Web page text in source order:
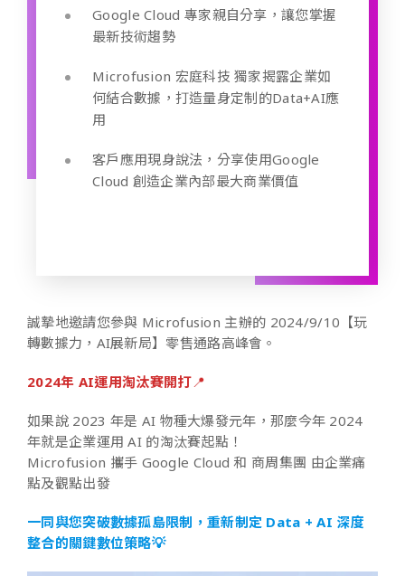
Google Cloud 專家親自分享，讓您掌握
最新技術趨勢
Microfusion 宏庭科技 獨家揭露企業如
何結合數據，打造量身定制的Data+AI應
用
客戶應用現身說法，分享使用Google
Cloud 創造企業內部最大商業價值
誠摯地邀請您參與 Microfusion 主辦的 2024/9/10【玩
轉數據力，AI展新局】零售通路高峰會。
2024年 AI運用淘汰賽開打📍
如果說 2023 年是 AI 物種大爆發元年，那麼今年 2024
年就是企業運用 AI 的淘汰賽起點！
Microfusion 攜手 Google Cloud 和 商周集團 由企業痛
點及觀點出發
一同與您突破數據孤島限制，重新制定 Data + AI 深度
整合的關鍵數位策略💡